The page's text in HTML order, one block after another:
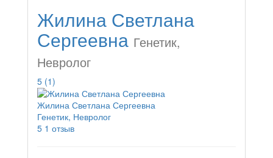
Жилина Светлана
Сергеевна Генетик,
Невролог
5 (1)
Жилина Светлана Сергеевна
Генетик, Невролог
5 1 отзыв